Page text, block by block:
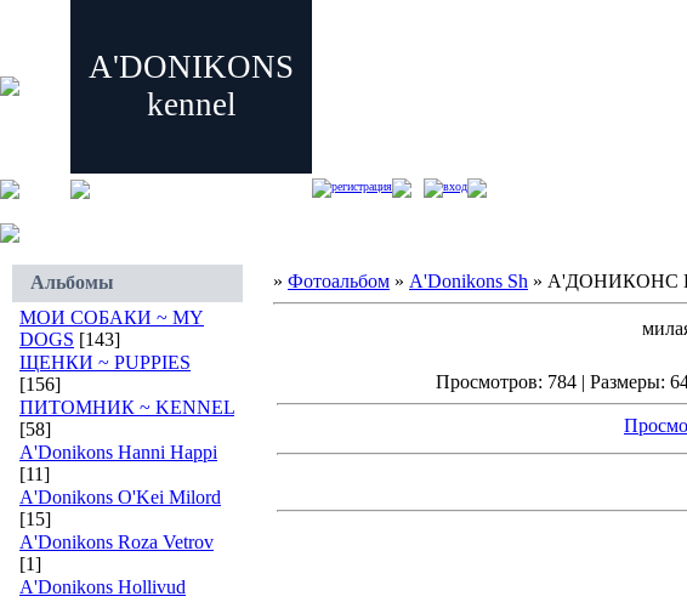
A'DONIKONS
kennel
регистрация вход
Альбомы
МОИ СОБАКИ ~ MY
DOGS [143]
ЩЕНКИ ~ PUPPIES
[156]
ПИТОМНИК ~ KENNEL
[58]
A'Donikons Hanni Happi
[11]
A'Donikons O'Kei Milord
[15]
A'Donikons Roza Vetrov
[1]
A'Donikons Hollivud
» Фотоальбом » A'Donikons Sh » А'ДОНИКОНС
Просмотров: 784 | Размеры: